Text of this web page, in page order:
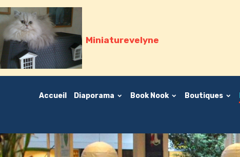
Miniaturevelyne
Accueil Diaporama Book Nook Boutiques